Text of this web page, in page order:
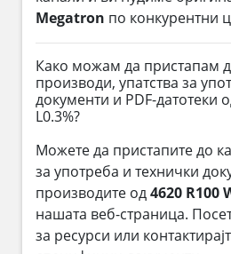
Megatron по конкурентни
Како можам да пристапам
производи, упатства за
документи и PDF-датотеки
L0.3%?
Можете да пристапите до
за употреба и технички
производите од4620 R100
нашата веб-страница.
за ресурси или